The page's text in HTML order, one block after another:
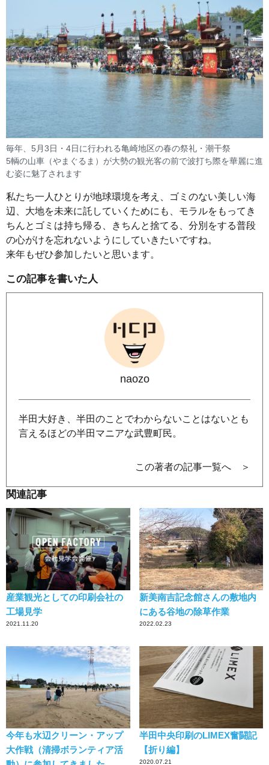
毎年、5月3日・4日に行われる亀崎地区の春の祭礼・潮干祭
5輌の山車（やまぐるま）が大勢の観光客の前で波打ち際を華麗に進
む姿に魅了されます
私たち一人ひとりが地球環境を考え、ゴミのない美しい海
辺、大地を未来に託していくためにも、モラルをもってき
ちんとゴミは持ち帰る、きちんと捨てる、分別をする普段
の心がけを忘れないようにしていきたいですね。
来年もぜひ参加したいと思います。
この記事を書いた人
naozo
半田大好き、半田のことでわからないことはないとも
言えるほどの半田マニアな武豊町民。
この著者の記事一覧へ ＞
関連記事
産業観光としての印刷会社の
工場見学
2021.11.20
新美南吉記念館さんの敷地内
にある谷地の除草作業
2022.02.23
今年も水辺クリーン・アップ
大作戦（清掃ボランティア活
半田中央印刷のLIMEX奮闘記
【折り編】
2020.07.21